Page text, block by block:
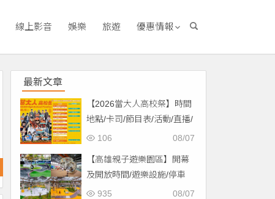
線上影音 娛樂 旅遊 優惠情報
最新文章
【2026當大人高校祭】時間
地點/卡司/節目表/活動/直播/
交通，免費入場！
08/07
106
【高雄親子遊樂園區】開幕
及開放時間/遊樂設施/停車
場/交通一次看！
08/07
935